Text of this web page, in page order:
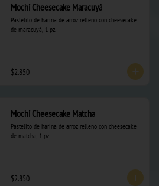
Mochi Cheesecake Maracuyá
Pastelito de harina de arroz relleno con cheesecake
de maracuyá, 1 pz.
$2.850
Mochi Cheesecake Matcha
Pastelito de harina de arroz relleno con cheesecake
de matcha, 1 pz.
$2.850